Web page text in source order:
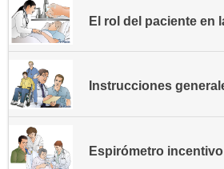
Espirómetro incentivo